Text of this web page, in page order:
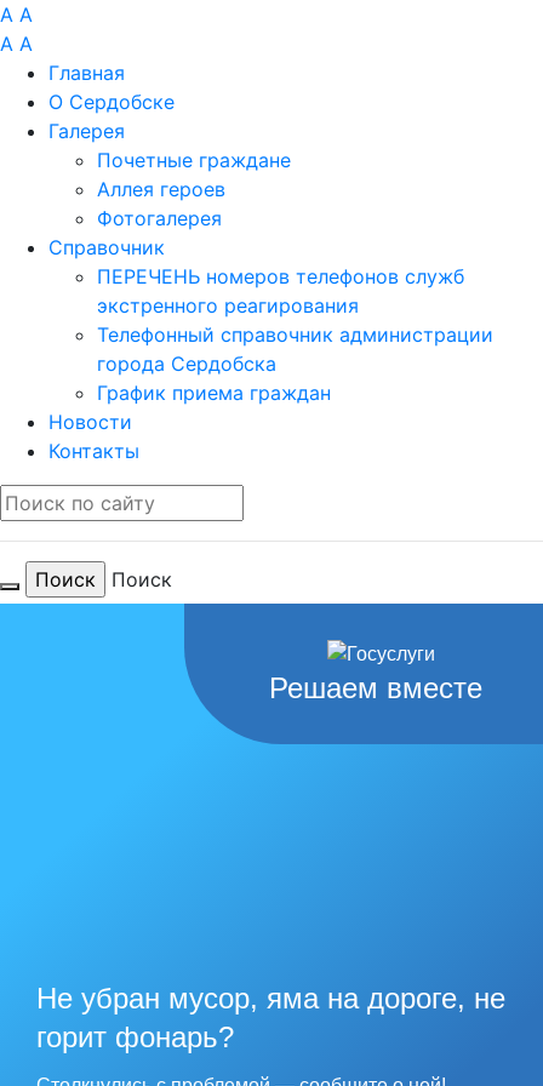
A A
A A
Главная
О Сердобске
Галерея
Почетные граждане
Аллея героев
Фотогалерея
Справочник
ПЕРЕЧЕНЬ номеров телефонов служб
экстренного реагирования
Телефонный справочник администрации
города Сердобска
График приема граждан
Новости
Контакты
Поиск
Решаем вместе
Не убран мусор, яма на дороге, не
горит фонарь?
Для тебя
рекорды